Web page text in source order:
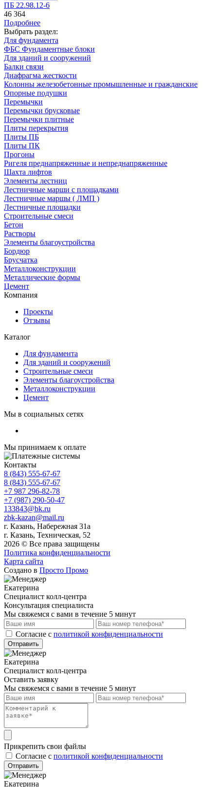
ПБ 22.98.12-6
46 364
Подробнее
Выбрать раздел:
Для фундамента
ФБС Фундаментные блоки
Для зданий и сооружений
Балки связи
Диафрагма жесткости
Колонны железобетонные промышленные и гражданские
Опорные подушки
Перемычки
Перемычки брусковые
Перемычки плитные
Плиты перекрытия
Плиты ПБ
Плиты ПК
Прогоны
Ригеля преднапряженные и непреднапряженные
Шахта лифтов
Элементы лестниц
Лестничные марши с площадками
Лестничные маршы ( ЛМП )
Лестничные площадки
Строительные смеси
Бетон
Растворы
Элементы благоустройства
Бордюр
Брусчатка
Металлоконструкции
Металлические формы
Цемент
Компания
Проекты
Отзывы
Каталог
Для фундамента
Для зданий и сооружений
Строительные смеси
Элементы благоустройства
Металлоконструкции
Цемент
Мы в социальных сетях
Мы принимаем к оплате
Контакты
8 (843) 555-67-67
8 (843) 555-67-67
+7 987 296-82-78
+7 (987) 290-50-47
133843@bk.ru
zbk-kazan@mail.ru
г. Казань, Набережная 31а
г. Казань, Техническая, 52
2026 © Все права защищены
Политика конфиденциальности
Карта сайта
Создано в Просто Промо
Екатерина
Специалист колл-центра
Консультация специалиста
Мы свяжемся с вами в течение 5 минут
Cогласие с политикой конфиденциальности
Отправить
Екатерина
Специалист колл-центра
Оставить заявку
Мы свяжемся с вами в течение 5 минут
Прикрепить свои файлы
Cогласие с политикой конфиденциальности
Отправить
Екатерина